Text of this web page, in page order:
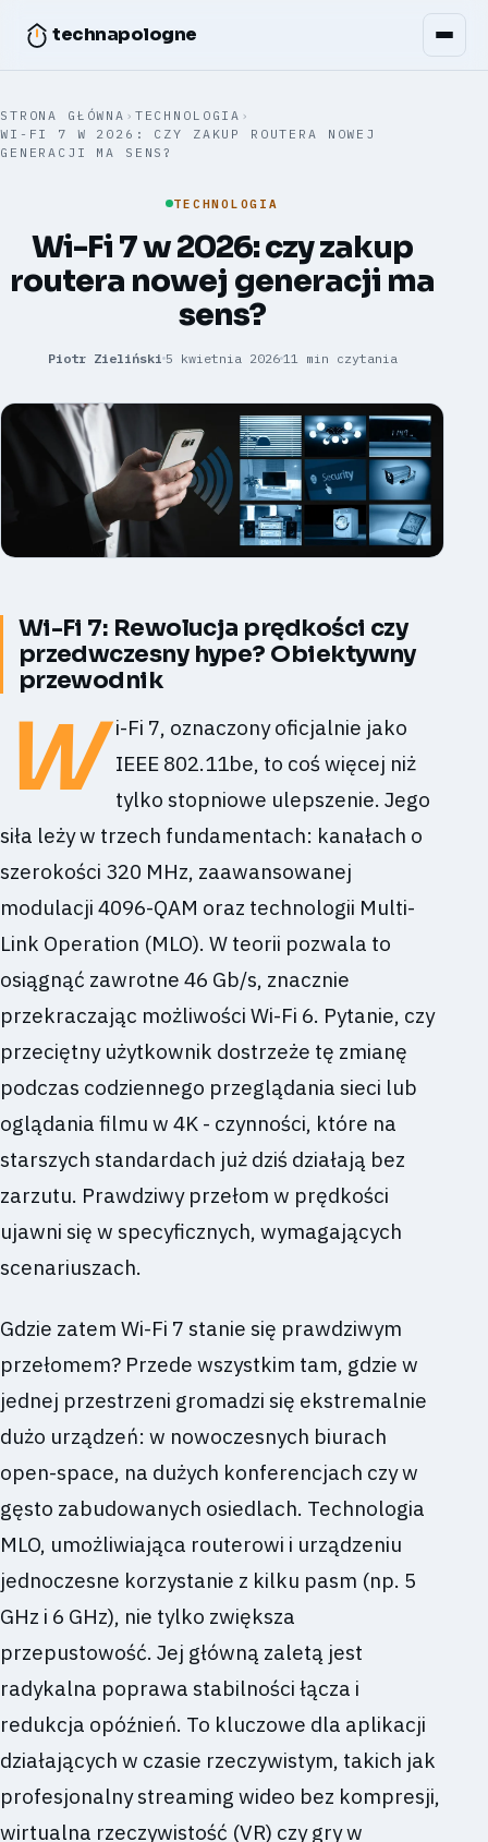
technapologne
STRONA GŁÓWNA › TECHNOLOGIA ›
WI-FI 7 W 2026: CZY ZAKUP ROUTERA NOWEJ
GENERACJI MA SENS?
TECHNOLOGIA
Wi-Fi 7 w 2026: czy zakup
routera nowej generacji ma
sens?
Piotr Zieliński 5 kwietnia 2026 11 min czytania
Wi-Fi 7: Rewolucja prędkości czy
przedwczesny hype? Obiektywny
przewodnik
W
i-Fi 7, oznaczony oficjalnie jako
IEEE 802.11be, to coś więcej niż
tylko stopniowe ulepszenie. Jego
siła leży w trzech fundamentach: kanałach o
szerokości 320 MHz, zaawansowanej
modulacji 4096-QAM oraz technologii Multi-
Link Operation (MLO). W teorii pozwala to
osiągnąć zawrotne 46 Gb/s, znacznie
przekraczając możliwości Wi-Fi 6. Pytanie, czy
przeciętny użytkownik dostrzeże tę zmianę
podczas codziennego przeglądania sieci lub
oglądania filmu w 4K - czynności, które na
starszych standardach już dziś działają bez
zarzutu. Prawdziwy przełom w prędkości
ujawni się w specyficznych, wymagających
scenariuszach.
Gdzie zatem Wi-Fi 7 stanie się prawdziwym
przełomem? Przede wszystkim tam, gdzie w
jednej przestrzeni gromadzi się ekstremalnie
dużo urządzeń: w nowoczesnych biurach
open-space, na dużych konferencjach czy w
gęsto zabudowanych osiedlach. Technologia
MLO, umożliwiająca routerowi i urządzeniu
jednoczesne korzystanie z kilku pasm (np. 5
GHz i 6 GHz), nie tylko zwiększa
przepustowość. Jej główną zaletą jest
radykalna poprawa stabilności łącza i
redukcja opóźnień. To kluczowe dla aplikacji
działających w czasie rzeczywistym, takich jak
profesjonalny streaming wideo bez kompresji,
wirtualna rzeczywistość (VR) czy gry w